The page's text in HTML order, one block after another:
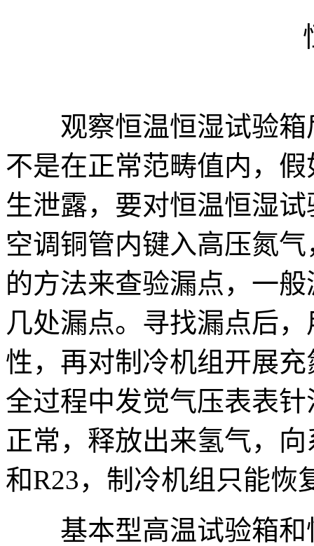
观察恒温恒湿试验箱
不是在正常范畴值内，
生泄露，要对恒温恒湿
空调铜管内键入高压氮
的方法来查验漏点，一
几处漏点。寻找漏点后
性，再对制冷机组开展
全过程中发觉气压表表
正常，释放出来氢气，
和R23，制冷机组只能恢
基本型高温试验箱和